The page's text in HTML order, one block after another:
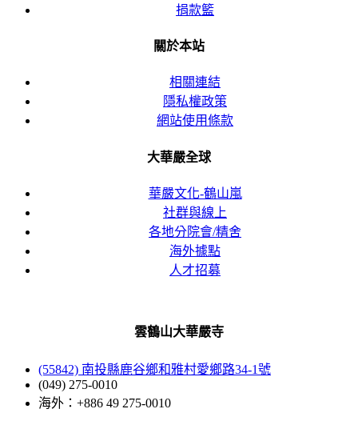
捐款籃
關於本站
相關連結
隱私權政策
網站使用條款
大華嚴全球
華嚴文化-鶴山嵐
社群與線上
各地分院會/精舍
海外據點
人才招募
雲鶴山大華嚴寺
(55842) 南投縣鹿谷鄉和雅村愛鄉路34-1號
(049) 275-0010
海外：+886 49 275-0010